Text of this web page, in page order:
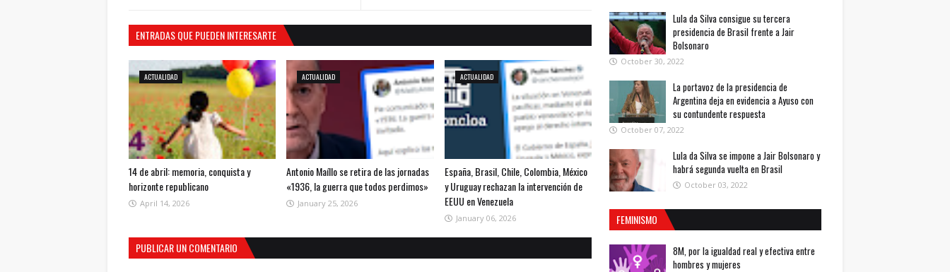
ENTRADAS QUE PUEDEN INTERESARTE
ACTUALIDAD
14 de abril: memoria, conquista y
horizonte republicano
April 14, 2026
ACTUALIDAD
Antonio Maíllo se retira de las jornadas
«1936, la guerra que todos perdimos»
January 25, 2026
ACTUALIDAD
España, Brasil, Chile, Colombia, México
y Uruguay rechazan la intervención de
EEUU en Venezuela
January 06, 2026
PUBLICAR UN COMENTARIO
Lula da Silva consigue su tercera
presidencia de Brasil frente a Jair
Bolsonaro
October 30, 2022
La portavoz de la presidencia de
Argentina deja en evidencia a Ayuso con
su contundente respuesta
October 07, 2022
Lula da Silva se impone a Jair Bolsonaro y
habrá segunda vuelta en Brasil
October 03, 2022
FEMINISMO
8M, por la igualdad real y efectiva entre
hombres y mujeres